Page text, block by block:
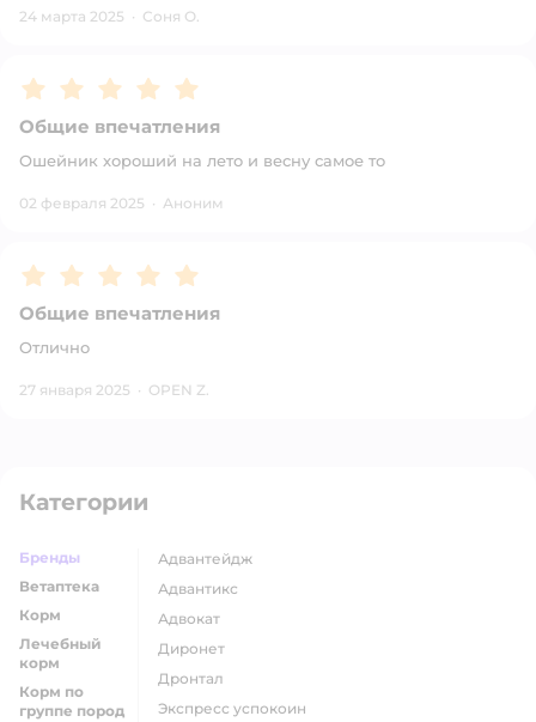
24 марта 2025 · Соня О.
Рейтинг:5
Общие впечатления
Ошейник хороший на лето и весну самое то
02 февраля 2025 · Аноним
Рейтинг:5
Общие впечатления
Отлично
27 января 2025 · OPEN Z.
Категории
Бренды
Ветаптека
Корм
Лечебный
корм
Корм по
группе пород
адвантейдж
адвантикс
адвокат
диронет
дронтал
экспресс успокоин